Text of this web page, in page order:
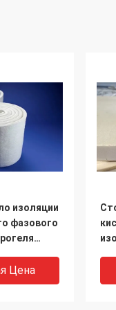
изоляции
фазового
для
Цена